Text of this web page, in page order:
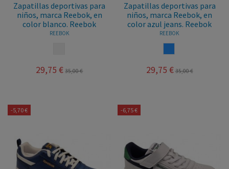
Zapatillas deportivas para
niños, marca Reebok, en
color blanco. Reebok
REEBOK
29,75 € 35,00 €
Zapatillas deportivas para
niños, marca Reebok, en
color azul jeans. Reebok
REEBOK
29,75 € 35,00 €
-5,70 € -6,75 €